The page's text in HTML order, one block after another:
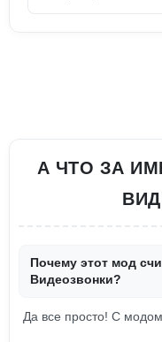
А ЧТО ЗА
Почему этот мод
Видеозвонки?
Да все просто! С модом